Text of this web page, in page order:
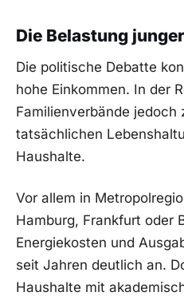
Die Belastung
Die politische Debatte
hohe Einkommen. In der
Familienverbände jedoch
tatsächlichen
Haushalte.
Vor allem in
Hamburg, Frankfurt oder
Energiekosten und
seit Jahren deutlich an.
Haushalte mit